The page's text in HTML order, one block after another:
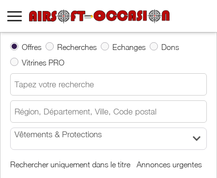
Offres Recherches Echanges
Dons
Vitrines PRO
Vêtements & Protections
Rechercher uniquement dans le titre Annonces urgentes